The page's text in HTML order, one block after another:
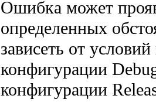
Ошибка может
определенных
зависеть от
конфигурации
конфигурации